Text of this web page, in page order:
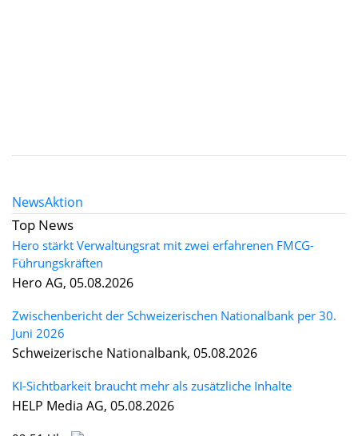
NewsAktion
Top News
Hero stärkt Verwaltungsrat mit zwei erfahrenen FMCG-
Führungskräften
Hero AG, 05.08.2026
Zwischenbericht der Schweizerischen Nationalbank per 30.
Juni 2026
Schweizerische Nationalbank, 05.08.2026
KI-Sichtbarkeit braucht mehr als zusätzliche Inhalte
HELP Media AG, 05.08.2026